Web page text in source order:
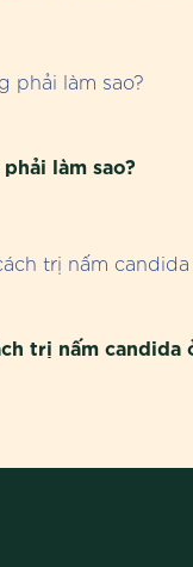
làm sao?
trị nấm candida